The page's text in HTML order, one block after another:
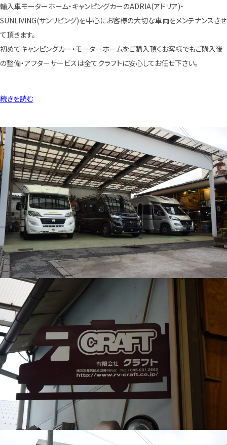
輸入車モーターホーム・キャンピングカーのADRIA(アドリア)・
SUNLIVING(サンリビング)を中心にお客様の大切な車両をメンテナンスさせ
て頂きます。
初めてキャンピングカー・モーターホームをご購入頂くお客様でもご購入後
の整備・アフターサービスは全てクラフトに安心してお任せ下さい。
続きを読む